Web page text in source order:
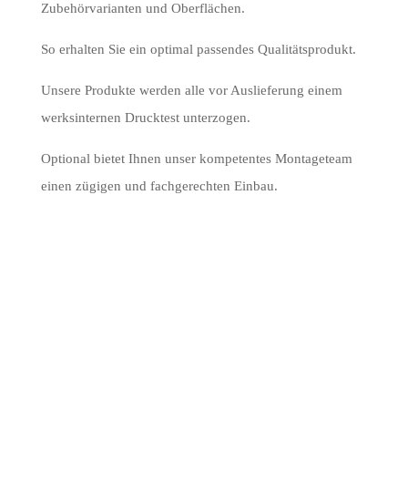
Zubehörvarianten und Oberflächen.
So erhalten Sie ein optimal passendes Qualitätsprodukt.
Unsere Produkte werden alle vor Auslieferung einem
werksinternen Drucktest unterzogen.
Optional bietet Ihnen unser kompetentes Montageteam
einen zügigen und fachgerechten Einbau.